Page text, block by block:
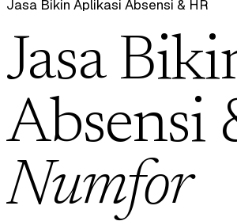
Jasa Bikin Aplikasi Absensi & HR
Jasa
Absensi
Numfor